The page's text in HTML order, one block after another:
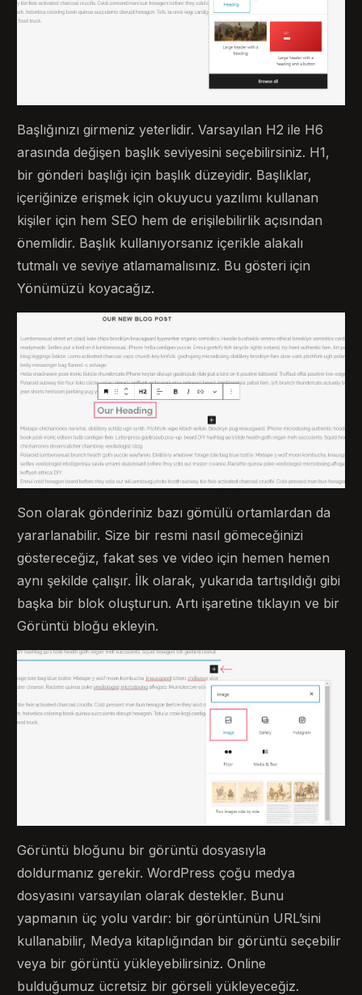
Başlığınızı girmeniz yeterlidir. Varsayılan H2 ile H6
arasında değişen başlık seviyesini seçebilirsiniz. H1,
bir gönderi başlığı için başlık düzeyidir. Başlıklar,
içeriğinize erişmek için okuyucu yazılımı kullanan
kişiler için hem SEO hem de erişilebilirlik açısından
önemlidir. Başlık kullanıyorsanız içerikle alakalı
tutmalı ve seviye atlamamalısınız. Bu gösteri için
Yönümüzü koyacağız.
Son olarak gönderiniz bazı gömülü ortamlardan da
yararlanabilir. Size bir resmi nasıl gömeceğinizi
göstereceğiz, fakat ses ve video için hemen hemen
aynı şekilde çalışır. İlk olarak, yukarıda tartışıldığı gibi
başka bir blok oluşturun. Artı işaretine tıklayın ve bir
Görüntü bloğu ekleyin.
Görüntü bloğunu bir görüntü dosyasıyla
doldurmanız gerekir. WordPress çoğu medya
dosyasını varsayılan olarak destekler. Bunu
yapmanın üç yolu vardır: bir görüntünün URL’sini
kullanabilir, Medya kitaplığından bir görüntü seçebilir
veya bir görüntü yükleyebilirsiniz. Online
bulduğumuz ücretsiz bir görseli yükleyeceğiz.